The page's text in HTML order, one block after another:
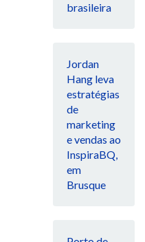
brasileira
Jordan
Hang leva
estratégias
de
marketing
e vendas ao
InspiraBQ,
em
Brusque